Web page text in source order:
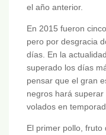
el año anterior.
En 2015 fueron
pero por desgracia
días. En la
superado los días
pensar que el gran
negros hará
volados en
El primer pollo, fruto